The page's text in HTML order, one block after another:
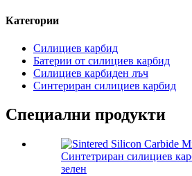
Категории
Силициев карбид
Батерии от силициев карбид
Силициев карбиден лъч
Синтериран силициев карбид
Специални продукти
Синтетриран силициев
зелен